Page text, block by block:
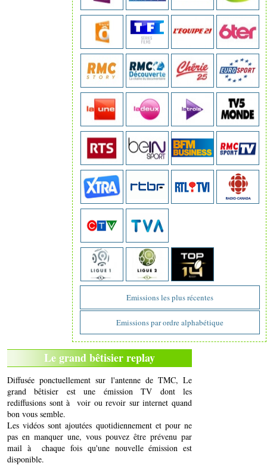
Emissions les plus récentes
Emissions par ordre alphabétique
Le grand bêtisier replay
Diffusée ponctuellement sur l'antenne de TMC, Le
grand bêtisier est une émission TV dont les
rediffusions sont à voir ou revoir sur internet quand
bon vous semble.
Les vidéos sont ajoutées quotidiennement et pour ne
pas en manquer une, vous pouvez être prévenu par
mail à chaque fois qu'une nouvelle émission est
disponible.